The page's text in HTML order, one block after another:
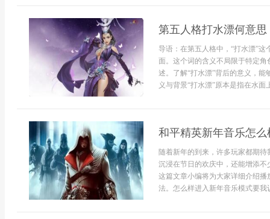
第五人格打水漂何意思
导语：在第五人格中，“打水漂”
面。这个词的含义不局限于特定
述。了解“打水漂”背后的意义，
义与背景“打水漂”原本是指在水
和平精英新年音乐怎么
随着新年的到来，许多玩家都期
沉浸在节日的欢庆中，还能增添
这篇文章小编将为大家详细介绍
法。怎么样进入新年音乐模式要我